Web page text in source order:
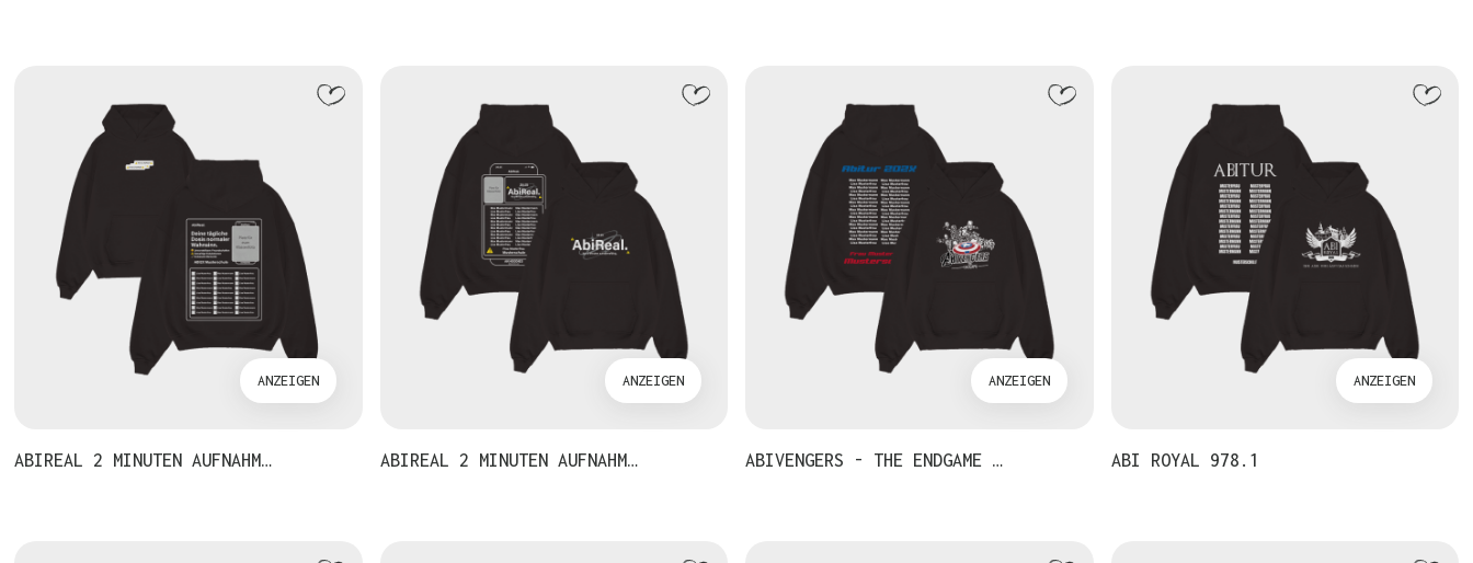
ANZEIGEN
ABIREAL 2 MINUTEN AUFNAHM…
ANZEIGEN
ABIREAL 2 MINUTEN AUFNAHM…
ANZEIGEN
ABIVENGERS - THE ENDGAME …
ANZEIGEN
ABI ROYAL 978.1